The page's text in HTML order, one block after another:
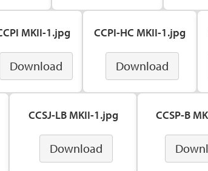
MKII-1.jpg
Download
CCPI-HC MKII-1.jpg
Download
CCSJ-LB MKII-1.jpg
Download
CCSP-B